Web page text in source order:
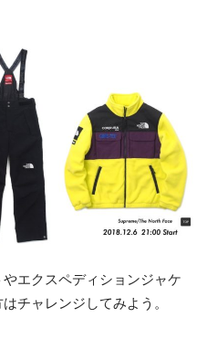
エクスペディションジャケ
チャレンジしてみよう。